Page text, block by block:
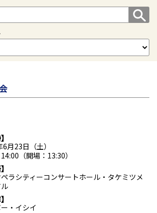
月23日（土）
（開場：13:30）
ラシティーコンサートホール・タケミツメ
・イシイ